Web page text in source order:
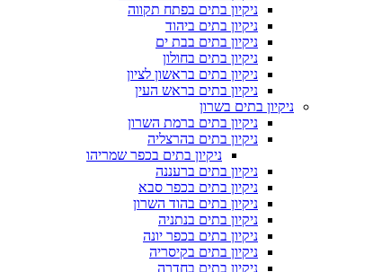
ניקיון בתים בפתח תקווה
ניקיון בתים ביהוד
ניקיון בתים בבת ים
ניקיון בתים בחולון
ניקיון בתים בראשון לציון
ניקיון בתים בראש העין
ניקיון בתים בשרון
ניקיון בתים ברמת השרון
ניקיון בתים בהרצליה
ניקיון בתים בכפר שמריהו
ניקיון בתים ברעננה
ניקיון בתים בכפר סבא
ניקיון בתים בהוד השרון
ניקיון בתים בנתניה
ניקיון בתים בכפר יונה
ניקיון בתים בקיסריה
ניקיון בתים בחדרה